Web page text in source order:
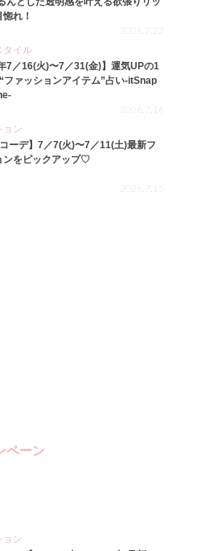
れ！
2026.7.22
タイル
7／16(火)〜7／31(金)】運気UPの1
ファッションアイテム”占い-itSnap
2026.7.16
ョン
コーデ】7／7(火)〜7／11(土)最新フ
ンをピックアップ♡
2026.7.15
ペーン
ョン